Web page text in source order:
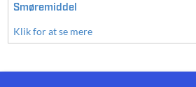
Smøremiddel
Klik for at se mere